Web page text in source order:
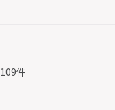
109件